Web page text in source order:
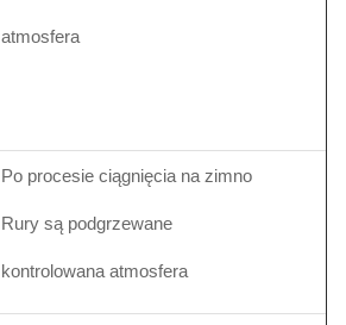
atmosfera
Po procesie ciągnięcia na zimno
Rury są podgrzewane
kontrolowana atmosfera